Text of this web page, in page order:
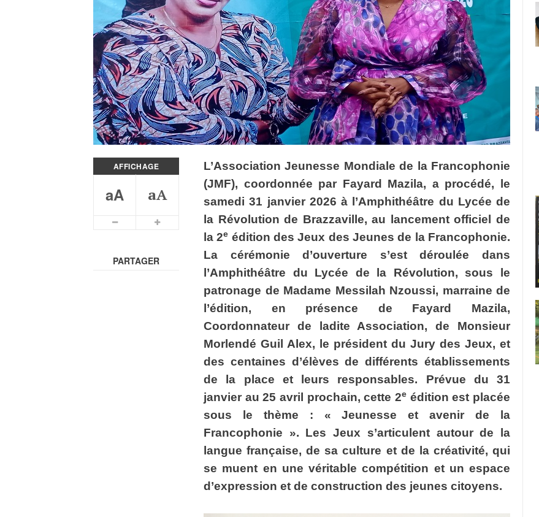
AFFICHAGE
aA aA
PARTAGER
L’Association Jeunesse Mondiale de la Francophonie
(JMF), coordonnée par Fayard Mazila, a procédé, le
samedi 31 janvier 2026 à l’Amphithéâtre du Lycée de
la Révolution de Brazzaville, au lancement officiel de
la 2e édition des Jeux des Jeunes de la Francophonie.
La cérémonie d’ouverture s’est déroulée dans
l’Amphithéâtre du Lycée de la Révolution, sous le
patronage de Madame Messilah Nzoussi, marraine de
l’édition, en présence de Fayard Mazila,
Coordonnateur de ladite Association, de Monsieur
Morlendé Guil Alex, le président du Jury des Jeux, et
des centaines d’élèves de différents établissements
de la place et leurs responsables. Prévue du 31
janvier au 25 avril prochain, cette 2e édition est placée
sous le thème : « Jeunesse et avenir de la
Francophonie ». Les Jeux s’articulent autour de la
langue française, de sa culture et de la créativité, qui
se muent en une véritable compétition et un espace
d’expression et de construction des jeunes citoyens.